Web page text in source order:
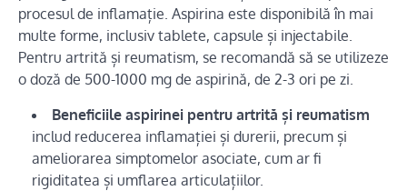
procesul de inflamație. Aspirina este disponibilă în mai
multe forme, inclusiv tablete, capsule și injectabile.
Pentru artrită și reumatism, se recomandă să se utilizeze
o doză de 500-1000 mg de aspirină, de 2-3 ori pe zi.
Beneficiile aspirinei pentru artrită și reumatism
includ reducerea inflamației și durerii, precum și
ameliorarea simptomelor asociate, cum ar fi
rigiditatea și umflarea articulațiilor.